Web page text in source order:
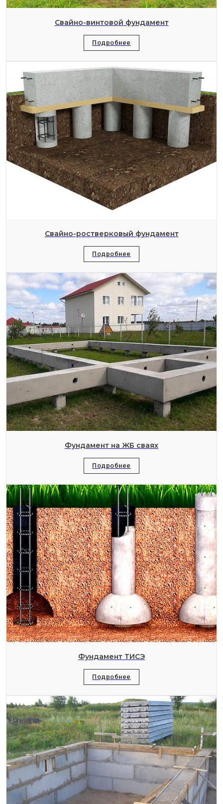
Свайно-винтовой фундамент
Подробнее
Свайно-ростверковый фундамент
Подробнее
Фундамент на ЖБ сваях
Подробнее
Фундамент ТИСЭ
Подробнее